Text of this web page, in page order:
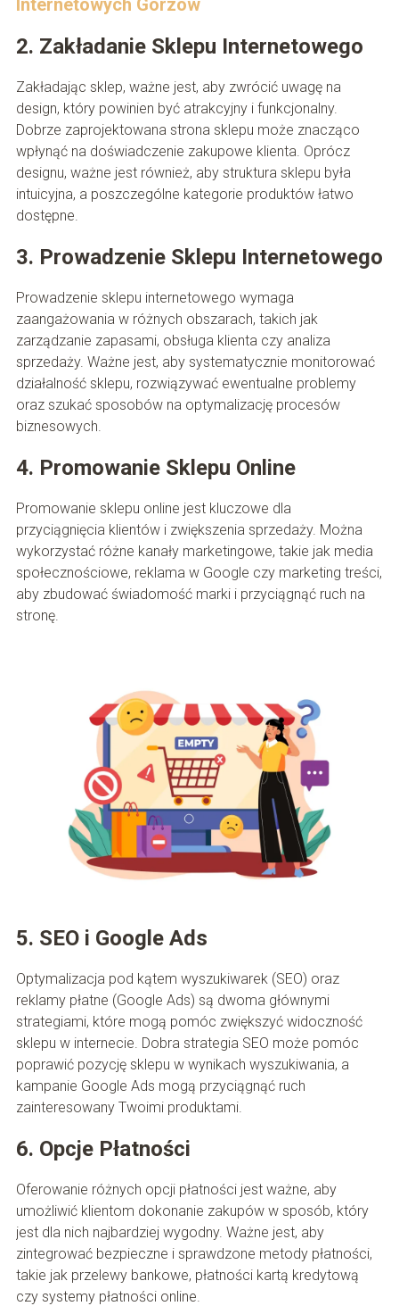
Internetowych Gorzów
2. Zakładanie Sklepu Internetowego
Zakładając sklep, ważne jest, aby zwrócić uwagę na
design, który powinien być atrakcyjny i funkcjonalny.
Dobrze zaprojektowana strona sklepu może znacząco
wpłynąć na doświadczenie zakupowe klienta. Oprócz
designu, ważne jest również, aby struktura sklepu była
intuicyjna, a poszczególne kategorie produktów łatwo
dostępne.
3. Prowadzenie Sklepu Internetowego
Prowadzenie sklepu internetowego wymaga
zaangażowania w różnych obszarach, takich jak
zarządzanie zapasami, obsługa klienta czy analiza
sprzedaży. Ważne jest, aby systematycznie monitorować
działalność sklepu, rozwiązywać ewentualne problemy
oraz szukać sposobów na optymalizację procesów
biznesowych.
4. Promowanie Sklepu Online
Promowanie sklepu online jest kluczowe dla
przyciągnięcia klientów i zwiększenia sprzedaży. Można
wykorzystać różne kanały marketingowe, takie jak media
społecznościowe, reklama w Google czy marketing treści,
aby zbudować świadomość marki i przyciągnąć ruch na
stronę.
5. SEO i Google Ads
Optymalizacja pod kątem wyszukiwarek (SEO) oraz
reklamy płatne (Google Ads) są dwoma głównymi
strategiami, które mogą pomóc zwiększyć widoczność
sklepu w internecie. Dobra strategia SEO może pomóc
poprawić pozycję sklepu w wynikach wyszukiwania, a
kampanie Google Ads mogą przyciągnąć ruch
zainteresowany Twoimi produktami.
6. Opcje Płatności
Oferowanie różnych opcji płatności jest ważne, aby
umożliwić klientom dokonanie zakupów w sposób, który
jest dla nich najbardziej wygodny. Ważne jest, aby
zintegrować bezpieczne i sprawdzone metody płatności,
takie jak przelewy bankowe, płatności kartą kredytową
czy systemy płatności online.